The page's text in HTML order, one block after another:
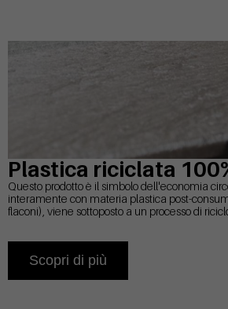
Plastica riciclata
Questo prodotto è il simbolo dell'economia
interamente con materia plastica post-
flaconi), viene sottoposto a un processo di
Scopri di più